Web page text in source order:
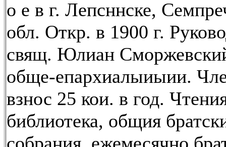
о е в г. Лепсннске,
обл. Откр. в 1900 г.
свящ. Юлиан
обще-епархиалыиыии.
взнос 25 кои. в год.
библиотека, общия